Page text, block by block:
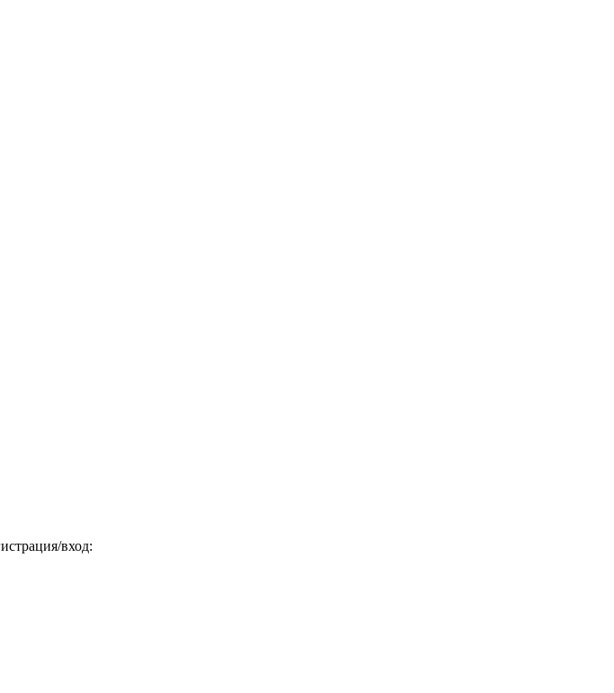
вход: